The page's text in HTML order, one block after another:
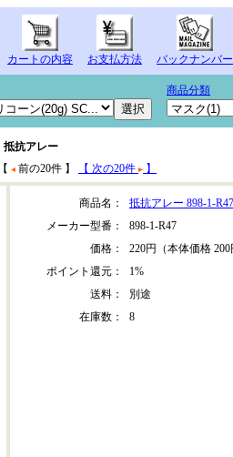
カートの内容 お支払方法 バックナンバー
商品分類
抵抗アレー
【 前の20件 】 【 次の20件 】
商品名：
抵抗アレー 898-1-R47
メーカー型番：
898-1-R47
価格：
220円（本体価格
ポイント還元：
1%
送料：
別途
在庫数：
8